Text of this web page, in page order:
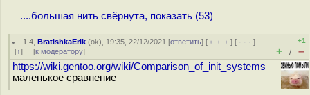
....большая нить свёрнута, показать (53)
1.4 ,BratishkaErik (ok), 19:35, 22/12/2021 [ответить] [ ﹢﹢﹢] [ · · ·]
[↑] [к модератору]
+1
+ / –
https://wiki.gentoo.org/wiki/Comparison_of_init_systems
маленькое сравнение